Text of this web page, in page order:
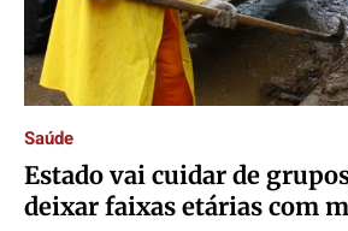
Quem Somos
Expediente
Contato
Anuncie
Termos de Uso
Quem Somos
Expediente
Contato
Anuncie
Termos de Uso
Quem Somos
Expediente
Contato
Anuncie
Termos de Uso
Quem Somos
Expediente
Contato
Anuncie
Termos de Uso
Saúde
Estado vai cuidar de
deixar faixas etárias com